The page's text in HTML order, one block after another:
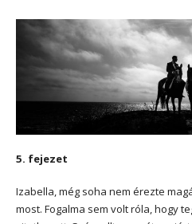
5. fejezet
Izabella, még soha nem érezte
most. Fogalma sem volt róla, hogy